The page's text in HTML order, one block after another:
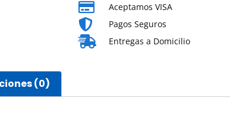
Aceptamos VISA
Pagos Seguros
Entregas a Domicilio
(0)